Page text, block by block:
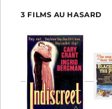
3 FILMS AU HASARD